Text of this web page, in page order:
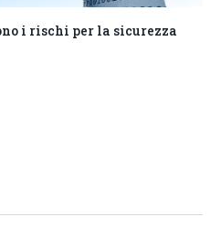
i rischi per la sicurezza